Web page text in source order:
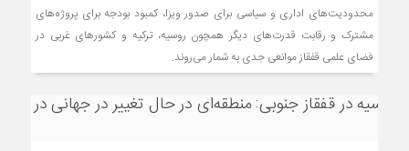
محدودیت‌های اداری و سیاسی برای صدور ویزا، کمبود بودجه برای پروژه‌های
مشترک و رقابت قدرت‌های دیگر همچون روسیه، ترکیه و کشورهای غربی در
فضای علمی قفقاز موانعی جدی به شمار می‌روند.